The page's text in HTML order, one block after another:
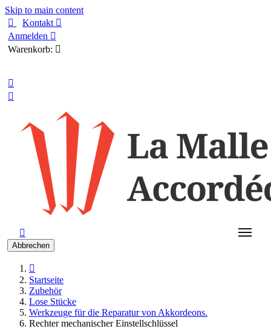
Skip to main content

Kontakt 
Anmelden 
Warenkorb: 



Abbrechen

Startseite
Zubehör
Lose Stücke
Werkzeuge für die Reparatur von Akkordeons.
Rechter mechanischer Einstellschlüssel